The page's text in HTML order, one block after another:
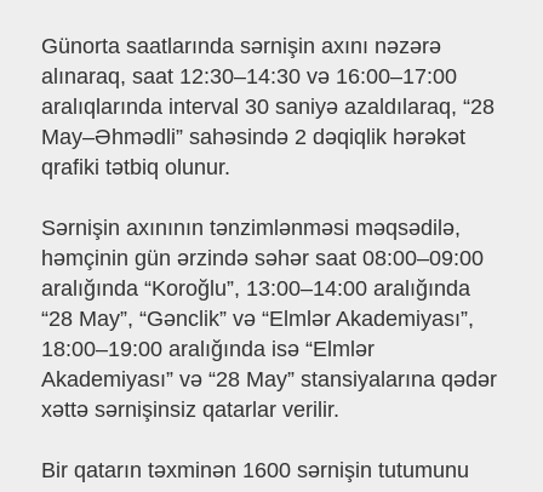
Günorta saatlarında sərnişin axını nəzərə
alınaraq, saat 12:30–14:30 və 16:00–17:00
aralıqlarında interval 30 saniyə azaldılaraq, “28
May–Əhmədli” sahəsində 2 dəqiqlik hərəkət
qrafiki tətbiq olunur.
Sərnişin axınının tənzimlənməsi məqsədilə,
həmçinin gün ərzində səhər saat 08:00–09:00
aralığında “Koroğlu”, 13:00–14:00 aralığında
“28 May”, “Gənclik” və “Elmlər Akademiyası”,
18:00–19:00 aralığında isə “Elmlər
Akademiyası” və “28 May” stansiyalarına qədər
xəttə sərnişinsiz qatarlar verilir.
Bir qatarın təxminən 1600 sərnişin tutumunu